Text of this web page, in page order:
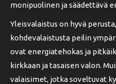
monipuolinen ja säädettävä
Yleisvalaistus on hyvä
kohdevalaistusta peilin
ovat energiatehokas ja
kirkkaan ja tasaisen valon.
valaisimet, jotka soveltuvat